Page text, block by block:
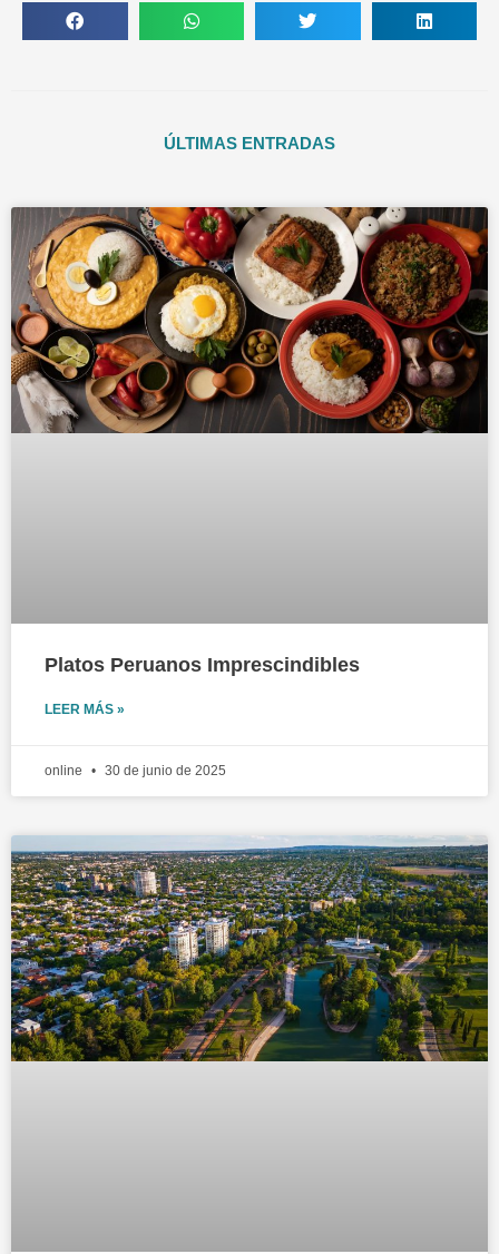
ÚLTIMAS ENTRADAS
Platos Peruanos Imprescindibles
LEER MÁS »
online 30 de junio de 2025